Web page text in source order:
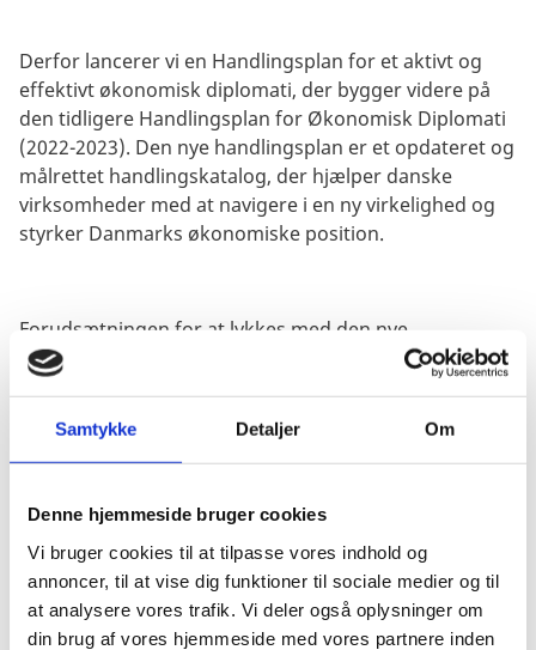
Samtykke Detaljer Om
Denne hjemmeside bruger cookies
Vi bruger cookies til at tilpasse vores indhold og
annoncer, til at vise dig funktioner til sociale medier og til
at analysere vores trafik. Vi deler også oplysninger om
din brug af vores hjemmeside med vores partnere inden
Derfor lancerer vi en Handlingsplan for et aktivt og
effektivt økonomisk diplomati, der bygger videre på
den tidligere Handlingsplan for Økonomisk Diplomati
(2022-2023). Den nye handlingsplan er et opdateret og
målrettet handlingskatalog, der hjælper danske
virksomheder med at navigere i en ny virkelighed og
styrker Danmarks økonomiske position.
Forudsætningen for at lykkes med den nye
handlingsplan er en whole-of tilgang, hvor alle spiller
med. Hvor det står klart, at økonomisk diplomati er en
opgave, der skal løftes på tværs af udenrigstjenesten,
på tværs af centraladministrationen,
erhvervsfremmesystemet og i tæt samarbejde med
dansk erhvervsliv.
Hovedlinjerne i Danmarks økonomiske diplomati-
indsats er følgende: